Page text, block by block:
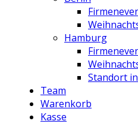
Hamburg
Standort
Team
Warenkorb
Kasse